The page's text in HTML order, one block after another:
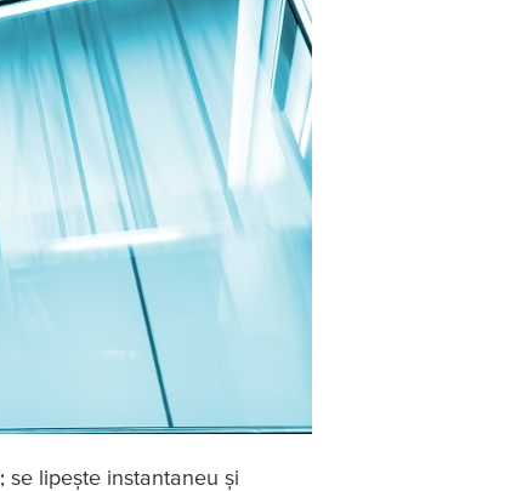
; se lipește instantaneu și